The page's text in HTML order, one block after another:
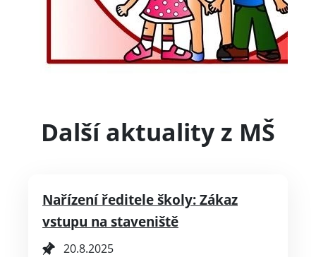
Další aktuality z MŠ
Nařízení ředitele školy: Zákaz
vstupu na staveniště
20.8.2025